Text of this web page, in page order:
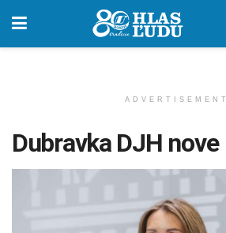
ADVERTISEMENT
Dubravka DJH nove